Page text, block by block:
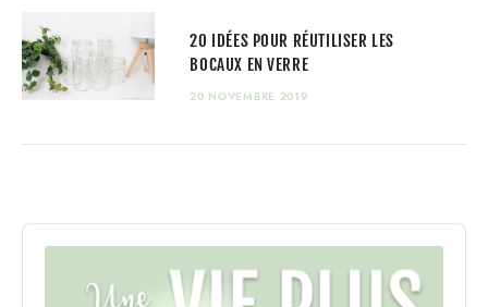
20 IDÉES POUR RÉUTILISER LES
BOCAUX EN VERRE
20 NOVEMBRE 2019
Audio
Player